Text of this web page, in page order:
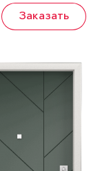
Заказать